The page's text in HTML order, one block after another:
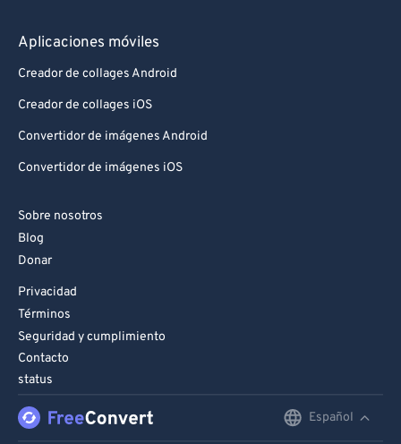
Aplicaciones móviles
Creador de collages Android
Creador de collages iOS
Convertidor de imágenes Android
Convertidor de imágenes iOS
Sobre nosotros
Blog
Donar
Privacidad
Términos
Seguridad y cumplimiento
Contacto
status
Español